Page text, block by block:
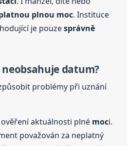
plnou moc. Instituce
je pouzesprávně
neobsahuje datum?
problémy při uznání
aktuálnosti plné moci.
považován za neplatný